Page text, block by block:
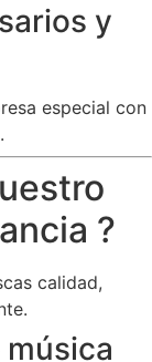
y
especial con
?
calidad,